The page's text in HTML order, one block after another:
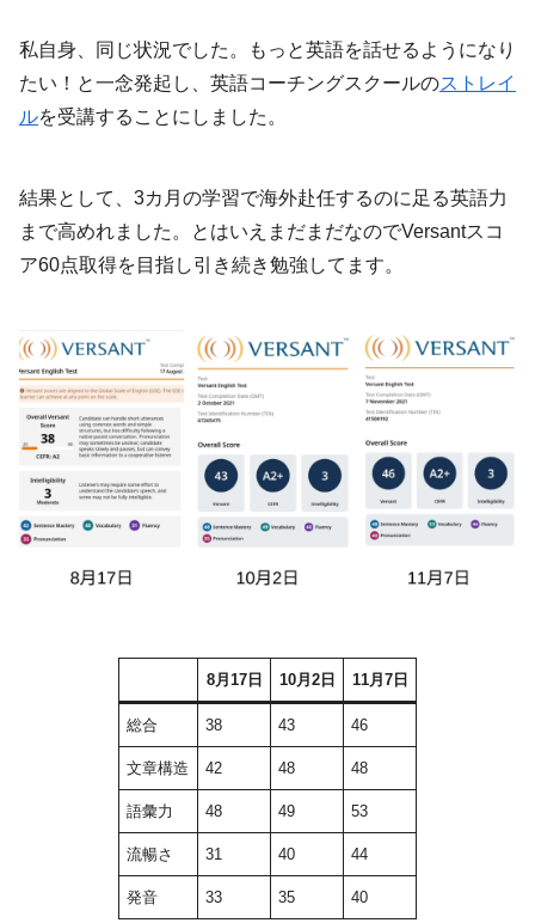
私自身、同じ状況でした。もっと英語を話せるようになり
たい！と一念発起し、英語コーチングスクールのストレイ
ルを受講することにしました。
結果として、3カ月の学習で海外赴任するのに足る英語力
まで高めれました。とはいえまだまだなのでVersantスコ
ア60点取得を目指し引き続き勉強してます。
8月17日 10月2日 11月7日
総合 38 43 46
文章構造 42 48 48
語彙力 48 49 53
流暢さ 31 40 44
発音 33 35 40